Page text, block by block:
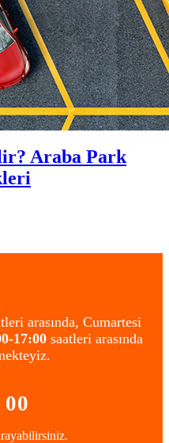
Araba Park
arasında, Cumartesi
17:00saatleri arasında